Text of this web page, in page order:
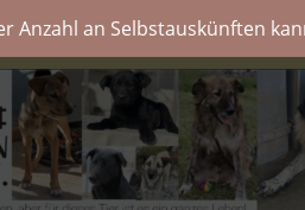
Anzahl an Selbstauskünften